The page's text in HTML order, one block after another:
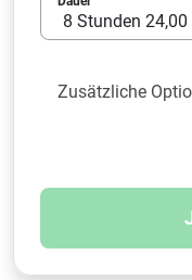
Zusätzliche